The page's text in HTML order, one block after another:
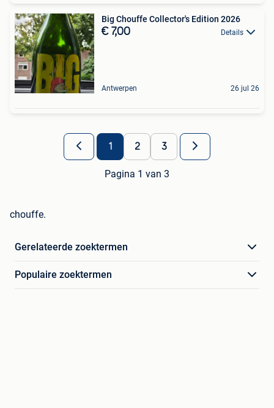
Big Chouffe Collector's Edition 2026
€ 7,00 Details
Antwerpen 26 jul 26
1 2 3
Pagina 1 van 3
chouffe.
Gerelateerde zoektermen
Populaire zoektermen